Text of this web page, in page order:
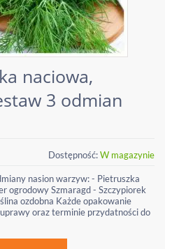
naciowa,
3 odmian
Dostępność:W magazynie
nasion warzyw: - Pietruszka
ogrodowy Szmaragd - Szczypiorek
ozdobna Każde opakowanie
oraz terminie przydatności do